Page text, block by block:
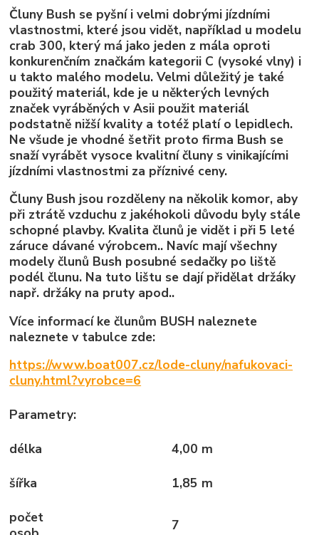
Čluny Bush se pyšní i velmi dobrými jízdními
vlastnostmi, které jsou vidět, například u modelu
crab 300, který má jako jeden z mála oproti
konkurenčním značkám kategorii C (vysoké vlny) i
u takto malého modelu. Velmi důležitý je také
použitý materiál, kde je u některých levných
značek vyráběných v Asii použit materiál
podstatně nižší kvality a totéž platí o lepidlech.
Ne všude je vhodné šetřit proto firma Bush se
snaží vyrábět vysoce kvalitní čluny s vinikajícími
jízdními vlastnostmi za příznivé ceny.
Čluny Bush jsou rozděleny na několik komor, aby
při ztrátě vzduchu z jakéhokoli důvodu byly stále
schopné plavby. Kvalita člunů je vidět i při 5 leté
záruce dávané výrobcem.. Navíc mají všechny
modely člunů Bush posubné sedačky po liště
podél člunu. Na tuto lištu se dají přidělat držáky
např. držáky na pruty apod..
Více informací ke člunům BUSH naleznete
naleznete v tabulce zde:
https://www.boat007.cz/lode-cluny/nafukovaci-
cluny.html?vyrobce=6
Parametry:
délka
4,00 m
šířka
1,85 m
počet
7